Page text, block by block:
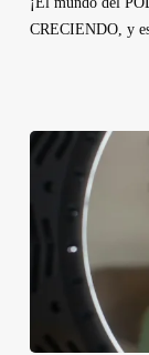
CRECIENDO, y